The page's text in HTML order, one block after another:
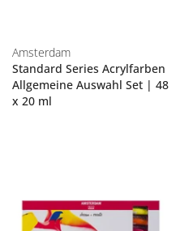
Amsterdam
Standard Series Acrylfarben
Allgemeine Auswahl Set | 48
x 20 ml